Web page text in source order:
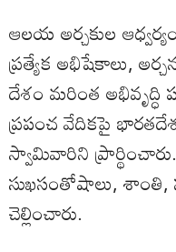
ఆలయ అర్చకుల
ప్రత్యేక అభిషేకాలు,
దేశం మరింత
ప్రపంచ వేదికపై
స్వామివారిని
సుఖసంతోషాలు, శాంతి,
చెల్లించారు.